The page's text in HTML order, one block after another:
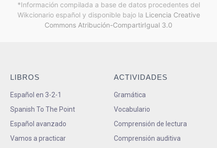
*Información compilada a base de datos procedentes del
Wikcionario español y disponible bajo la Licencia Creative
Commons Atribución-CompartirIgual 3.0
LIBROS
Español en 3-2-1
Spanish To The Point
Español avanzado
Vamos a practicar
ACTIVIDADES
Gramática
Vocabulario
Comprensión de lectura
Comprensión auditiva